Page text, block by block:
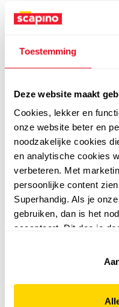
Toestemming
Deze website maakt
Cookies, lekker en
onze website beter en
noodzakelijke cookies
en analytische cookies
verbeteren. Met
persoonlijke content
Superhandig. Als je
gebruiken, dan is het
accepteert. Dit doe je
website niet optimaal